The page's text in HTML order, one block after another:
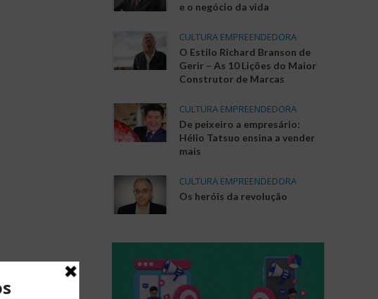
e o negócio da vida
CULTURA EMPREENDEDORA
O Estilo Richard Branson de
Gerir – As 10 Lições do Maior
Construtor de Marcas
CULTURA EMPREENDEDORA
De peixeiro a empresário:
Hélio Tatsuo ensina a vender
mais
CULTURA EMPREENDEDORA
Os heróis da revolução